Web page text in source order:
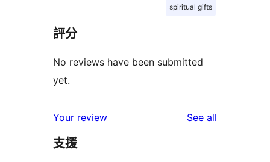
spiritual gifts
評分
No reviews have been submitted
yet.
Your review See all
支援